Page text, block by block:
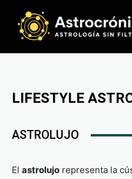
LIFESTYLE
ASTROLUJO
El astrolujo representa la